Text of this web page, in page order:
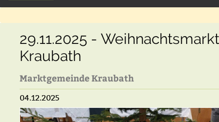
29.11.2025 -
Kraubath
Marktgemeinde Kraubath
04.12.2025